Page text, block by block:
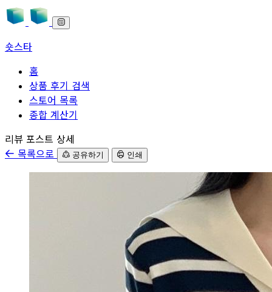
숏스타
홈
상품 후기 검색
스토어 목록
종합 계산기
본문으로 바로가기
리뷰 포스트 상세
목록으로
공유하기 인쇄